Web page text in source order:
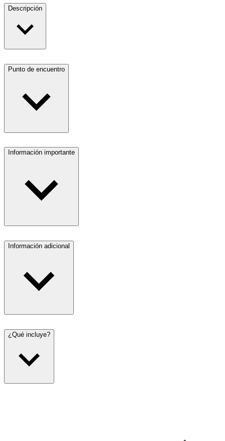
Descripción
Punto de encuentro
Información importante
Información adicional
¿Qué incluye?